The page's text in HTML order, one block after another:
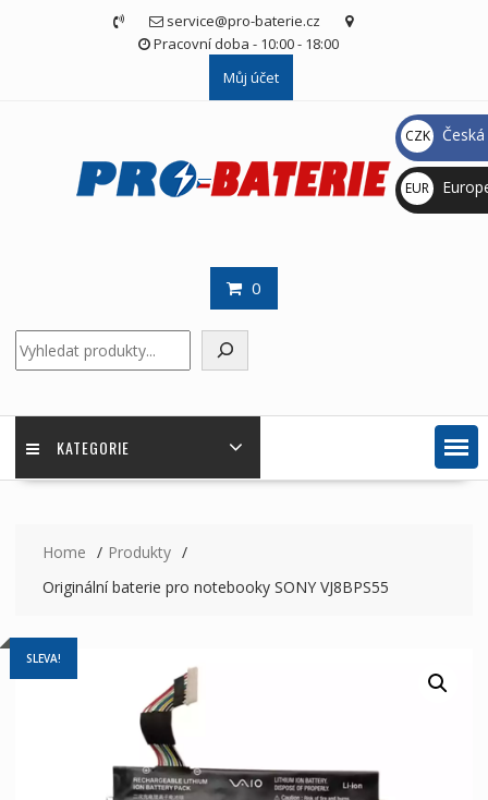
service@pro-baterie.cz
Pracovní doba - 10:00 - 18:00
Můj účet
0
KATEGORIE
Home
Produkty
Originální baterie pro notebooky SONY VJ8BPS55
SLEVA!
CZK
Kč
EUR
€